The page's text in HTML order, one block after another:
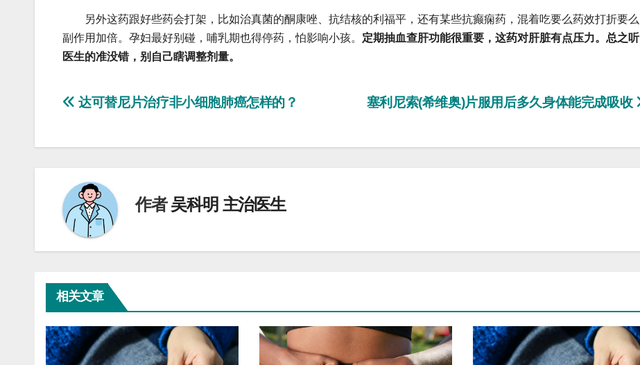
另外这药跟好些药会打架，比如治真菌的酮康唑、抗结核的利福平，还有某些抗癫痫药，混着吃要么药效打折要么
副作用加倍。孕妇最好别碰，哺乳期也得停药，怕影响小孩。 定期抽血查肝功能很重要，这药对肝脏有点压力。总之听
医生的准没错，别自己瞎调整剂量。
文
航
塞利尼索(希维奥)片服用后多久身体能完成吸收
达可替尼片治疗非小细胞肺癌怎样的？
作者吴科明 主治医生
相关文章